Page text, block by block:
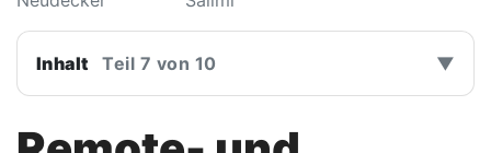
Inhalt Teil 7 von 10 ▼